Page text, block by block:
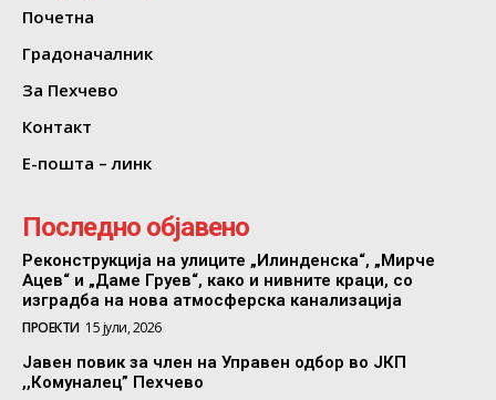
Почетна
Градоначалник
За Пехчево
Контакт
Е-пошта – линк
Последно објавено
Реконструкција на улиците „Илинденска“, „Мирче
Ацев“ и „Даме Груев“, како и нивните краци, со
изградба на нова атмосферска канализација
ПРОЕКТИ 15 јули, 2026
Јавен повик за член на Управен одбор во ЈКП
,,Комуналец” Пехчево